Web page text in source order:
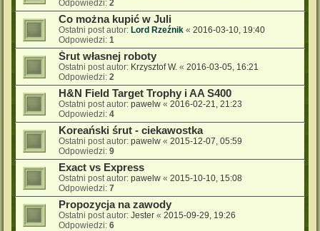
Odpowiedzi: 2
Co można kupić w Juli
Ostatni post autor: Lord Rzeźnik « 2016-03-10, 19:40
Odpowiedzi: 1
Śrut własnej roboty
Ostatni post autor: Krzysztof W. « 2016-03-05, 16:21
Odpowiedzi: 2
H&N Field Target Trophy i AA S400
Ostatni post autor: pawelw « 2016-02-21, 21:23
Odpowiedzi: 4
Koreański śrut - ciekawostka
Ostatni post autor: pawelw « 2015-12-07, 05:59
Odpowiedzi: 9
Exact vs Express
Ostatni post autor: pawelw « 2015-10-10, 15:08
Odpowiedzi: 7
Propozycja na zawody
Ostatni post autor: Jester « 2015-09-29, 19:26
Odpowiedzi: 6